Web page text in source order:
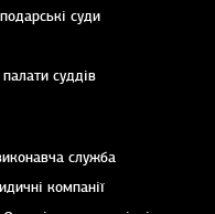
суди
суддів
служба
компанії